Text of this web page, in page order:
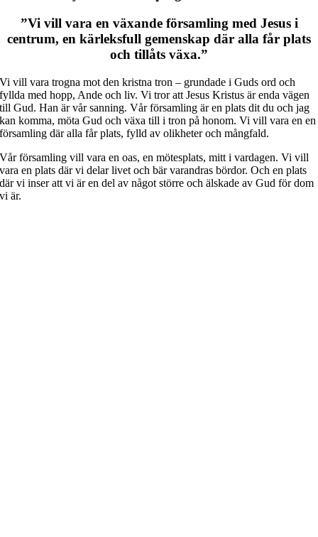
”Vi vill vara en växande församling med Jesus i
centrum, en kärleksfull gemenskap där alla får plats
och tillåts växa.”
Vi vill vara trogna mot den kristna tron – grundade i Guds ord och
fyllda med hopp, Ande och liv. Vi tror att Jesus Kristus är enda vägen
till Gud. Han är vår sanning. Vår församling är en plats dit du och jag
kan komma, möta Gud och växa till i tron på honom. Vi vill vara en en
församling där alla får plats, fylld av olikheter och mångfald.
Vår församling vill vara en oas, en mötesplats, mitt i vardagen. Vi vill
vara en plats där vi delar livet och bär varandras bördor. Och en plats
där vi inser att vi är en del av något större och älskade av Gud för dom
vi är.